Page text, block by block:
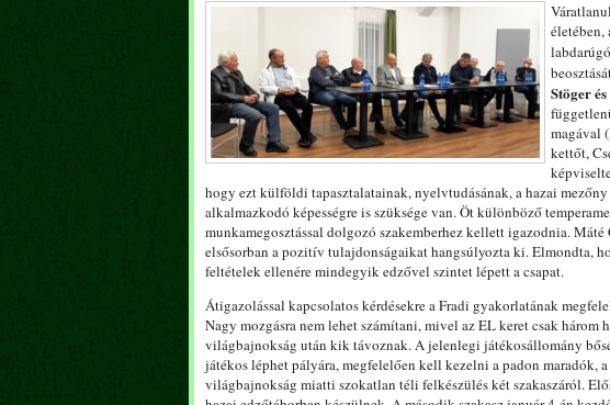
életében,
Stöger
magával
kettőt,
hogy ezt külföldi tapasztalatainak, nyelvtudásának, a hazai
alkalmazkodó képességre is szüksége van. Öt különböző
munkamegosztással dolgozó szakemberhez kellett igazodnia.
elsősorban a pozitív tulajdonságaikat hangsúlyozta ki. Elmondta,
feltételek ellenére mindegyik edzővel szintet lépett a csapat.
Átigazolással kapcsolatos kérdésekre a Fradi gyakorlatának
Nagy mozgásra nem lehet számítani, mivel az EL keret csak
világbajnokság után kik távoznak. A jelenlegi játékosállomány
játékos léphet pályára, megfelelően kell kezelni a padon maradók,
világbajnokság miatti szokatlan téli felkészülés két szakaszáról.